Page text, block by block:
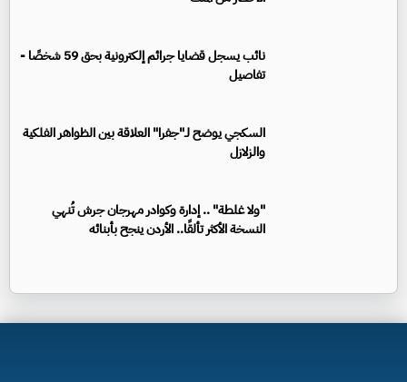
نائب يسجل قضايا جرائم إلكترونية بحق 59 شخصًا -
تفاصيل
السكجي يوضح لـ"جفرا" العلاقة بين الظواهر الفلكية
والزلازل
"ولا غلطة" .. إدارة وكوادر مهرجان جرش تُنهي
النسخة الأكثر تألقًا.. الأردن ينجح بأبنائه